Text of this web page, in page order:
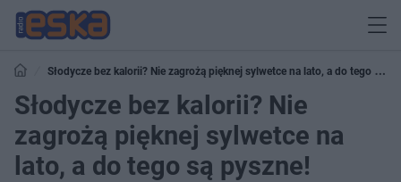
Słodycze bez kalorii? Nie zagrożą pięknej sylwetce na lato, a do tego są
pyszne!
Słodycze bez kalorii? Nie
zagrożą pięknej sylwetce na
lato, a do tego są pyszne!